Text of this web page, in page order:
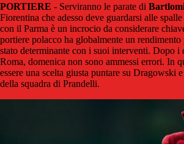
PORTIERE - Serviranno le parate di
Fiorentina che adesso deve guardarsi alle
con il Parma è un incrocio da considerare
portiere polacco ha globalmente un rendimento
stato determinante con i suoi interventi. Dopo i
Roma, domenica non sono ammessi errori. In
essere una scelta giusta puntare su Dragowski
della squadra di Prandelli.